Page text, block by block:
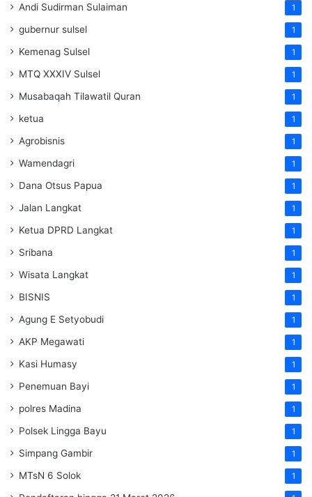
Andi Sudirman Sulaiman 1
gubernur sulsel 1
Kemenag Sulsel 1
MTQ XXXIV Sulsel 1
Musabaqah Tilawatil Quran 1
ketua 1
Agrobisnis 1
Wamendagri 1
Dana Otsus Papua 1
Jalan Langkat 1
Ketua DPRD Langkat 1
Sribana 1
Wisata Langkat 1
BISNIS 1
Agung E Setyobudi 1
AKP Megawati 1
Kasi Humasy 1
Penemuan Bayi 1
polres Madina 1
Polsek Lingga Bayu 1
Simpang Gambir 1
MTsN 6 Solok 1